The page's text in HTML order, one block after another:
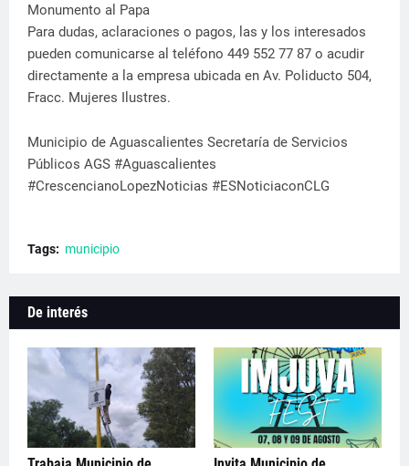
Monumento al Papa
Para dudas, aclaraciones o pagos, las y los interesados
pueden comunicarse al teléfono 449 552 77 87 o acudir
directamente a la empresa ubicada en Av. Poliducto 504,
Fracc. Mujeres Ilustres.
Municipio de Aguascalientes Secretaría de Servicios
Públicos AGS #Aguascalientes
#CrescencianoLopezNoticias #ESNoticiaconCLG
Tags: municipio
De interés